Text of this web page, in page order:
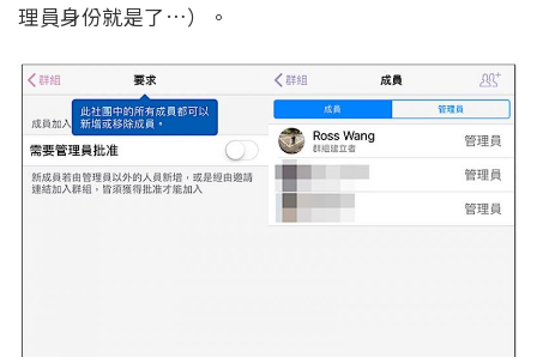
理員身份就是了…）。